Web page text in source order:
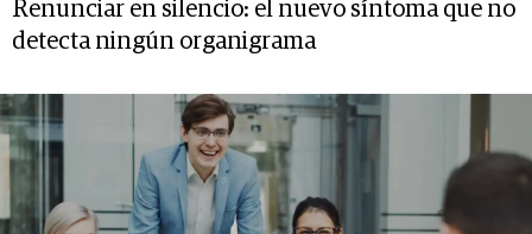
Renunciar en silencio: el nuevo síntoma que no
detecta ningún organigrama